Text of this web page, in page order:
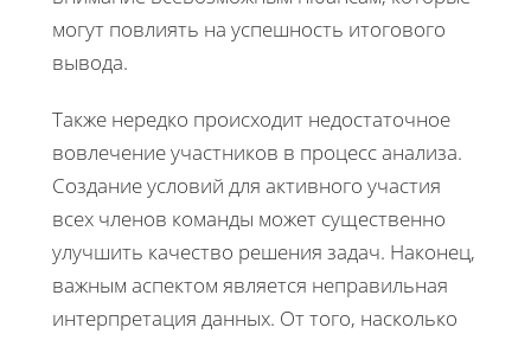
могут повлиять на успешность итогового
вывода.
Также нередко происходит недостаточное
вовлечение участников в процесс анализа.
Создание условий для активного участия
всех членов команды может существенно
улучшить качество решения задач. Наконец,
важным аспектом является неправильная
интерпретация данных. От того, насколько